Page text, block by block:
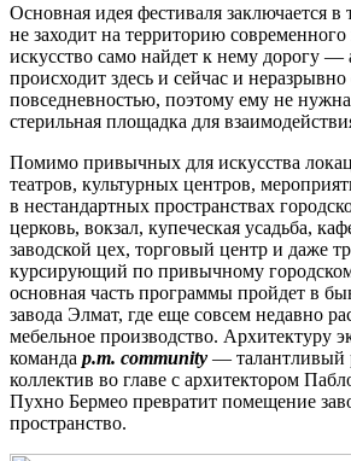
Основная идея фестиваля заключается в
не заходит на территорию современного
искусство само найдет к нему дорогу —
происходит здесь и сейчас и
повседневностью, поэтому ему не
стерильная площадка для
Помимо привычных для искусства
театров, культурных центров,
в нестандартных пространствах
церковь, вокзал, купеческая усадьба,
заводской цех, торговый центр и даже
курсирующий по привычному
основная часть программы пройдет в
завода Элмат, где еще совсем недавно
мебельное производство. Архитектуру
команда p.m. community — талантливый
коллектив во главе с архитектором
Пухно Бермео превратит помещение
пространство.